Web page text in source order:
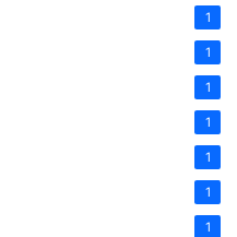
1
1
1
1
1
1
1